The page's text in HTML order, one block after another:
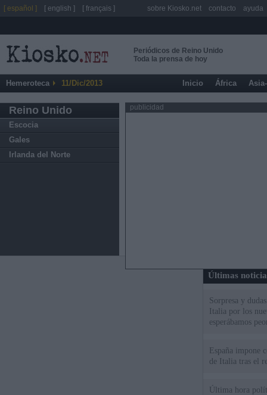
Periódicos de Reino Unido
Toda la prensa de hoy
Hemeroteca 11/Dic/2013 Inicio África
Reino Unido
Escocia
Gales
Irlanda del Norte
publicidad
Últimas
Sorpresa y
Italia por los
esperábamos
España impone
de Italia tras el
Última hora
[ español ] [ english ] [ français ] sobre Kiosko.net contacto ayuda